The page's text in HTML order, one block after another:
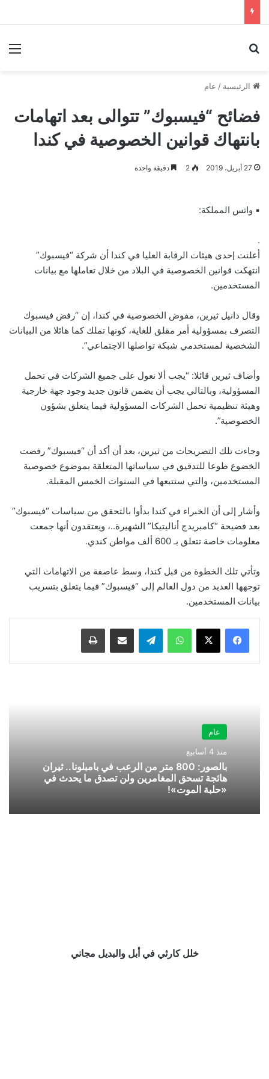
الرئيسية / عام
فضائح “فيسبوك” تتوالى بعد اتهامات
بانتهاك قوانين الخصوصية في كندا
27 أبريل، 2019 2 دقيقة واحدة
▪ واتس المملكة:
.
أعلنت إحدى هيئات الرقابة العليا في كندا أن شركة “فيسبوك”
انتهكت قوانين الخصوصية في البلاد من خلال تعاملها مع بيانات
المستخدمين.
وقال دانيل ثيرين، مفوض الخصوصية في كندا، إن “رفض فيسبوك
التصرف بمسؤولية أمر مقلق للغاية، كونها تملك كما هائلا من البيانات
الشخصية لمستخدمي شبكة تواصلها الاجتماعي”.
وأضاف ثيرين قائلا: “يجب ألا نعول على جميع الشركات في تحمل
المسؤولية، وبالتالي يجب أن يضمن قانون جديد وجود جهة خارجية
وهيئة تنظيمية تحمل الشركات المسؤولية فيما يتعلق بشؤون
الخصوصية”.
وجاءت تلك التصريحات من ثيرين، بعد أن أكد أن “فيسبوك” رفضت
الخضوع طوعا للتدقيق في سياساتها المتعلقة بموضوع خصوصية
المستخدمين، والتي ستتبعها في السنوات الخمس المقبلة.
وأشار إلى أن الخبراء في كندا بدأوا بالتحقق من سياسات “فيسبوك”
بعد فضيحة “كامبريدج أناليتيكا” الشهيرة..، ويعتقدون أنها جمعت
معلومات خاصة تتعلق بـ 600 ألف مواطن كندي.
وتأتي تلك الخطوة من قبل كندا، وسط عاصفة من الاتهامات التي
توجهها العديد من دول العالم إلى “فيسبوك” فيما يتعلق بتسريب
بيانات المستخدمين.
واتساب تيلقرام مشاركة عبر البريد طباعة
عام
منذ 4 أسابيع
بالصور: 800 متر من الرعب في بامبلونا.. ثيران
هائجة تسحق المغامرين ولن تصدق ما يحدث في
«حلبة الموت»!
خلل كارثي في أبل والبديل مجاني